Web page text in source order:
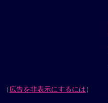
（広告を非表示にするには）